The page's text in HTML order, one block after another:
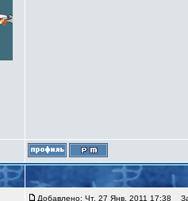
Добавлено: Чт, 27 Янв, 2011 17:38